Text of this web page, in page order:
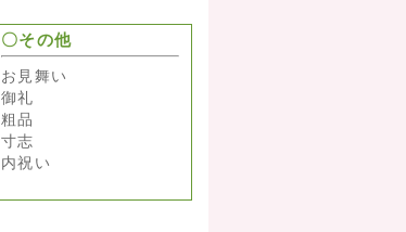
〇その他
お見舞い
御礼
粗品
寸志
内祝い